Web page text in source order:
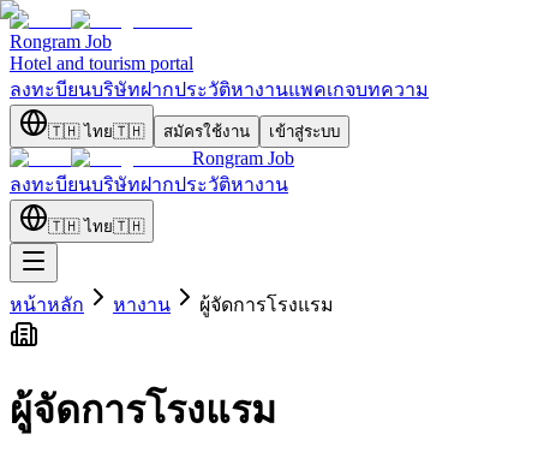
Rongram Job
Hotel and tourism portal
ลงทะบียนบริษัทฝากประวัติหางานแพคเกจบทความ
🇹🇭 ไทย🇹🇭 สมัครใช้งาน เข้าสู่ระบบ
Rongram Job
ลงทะบียนบริษัทฝากประวัติหางาน
🇹🇭 ไทย🇹🇭
หน้าหลัก หางาน ผู้จัดการโรงแรม
ผู้จัดการโรงแรม